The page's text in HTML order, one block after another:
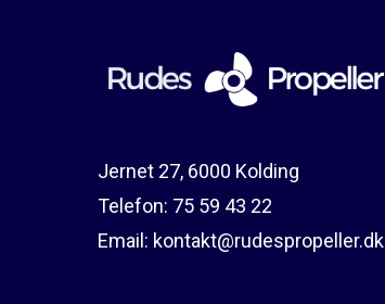
Jernet 27, 6000 Kolding
Telefon: 75 59 43 22
Email: kontakt@rudespropeller.dk